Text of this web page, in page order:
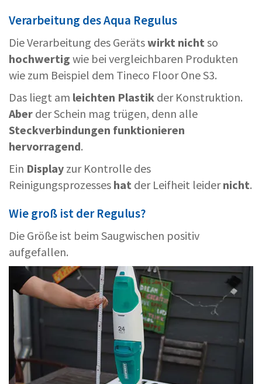
Verarbeitung des Aqua Regulus
Die Verarbeitung des Gerätswirkt nicht so
hochwertig wie bei vergleichbaren Produkten
wie zum Beispiel dem Tineco Floor One S3.
Das liegt am leichten Plastik der Konstruktion.
Aber der Schein mag trügen, denn alle
Steckverbindungen funktionieren
hervorragend.
Ein Display zur Kontrolle des
Reinigungsprozesses hat der Leifheit leidernicht.
Wie groß ist der Regulus?
Die Größe ist beim Saugwischen positiv
aufgefallen.